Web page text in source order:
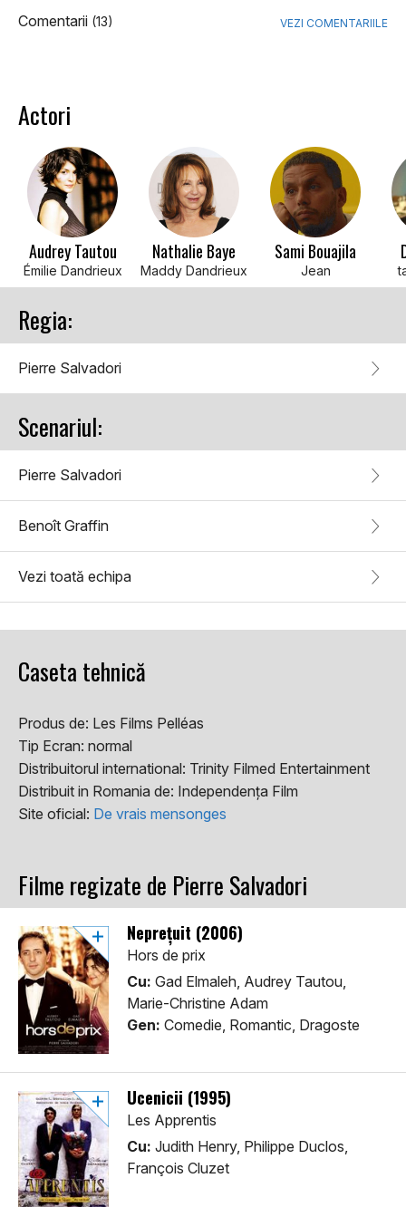
Comentarii (13) VEZI COMENTARIILE
Actori
Audrey Tautou
Émilie Dandrieux
Nathalie Baye
Maddy Dandrieux
Sami Bouajila
Jean
Regia:
Pierre Salvadori
Scenariul:
Pierre Salvadori
Benoît Graffin
Vezi toată echipa
Caseta tehnică
Produs de: Les Films Pelléas
Tip Ecran: normal
Distribuitorul international: Trinity Filmed Entertainment
Distribuit in Romania de: Independența Film
Site oficial: De vrais mensonges
Filme regizate de Pierre Salvadori
Neprețuit (2006)
Hors de prix
Cu: Gad Elmaleh, Audrey Tautou,
Marie-Christine Adam
Gen: Comedie, Romantic, Dragoste
Ucenicii (1995)
Les Apprentis
Cu: Judith Henry, Philippe Duclos,
François Cluzet